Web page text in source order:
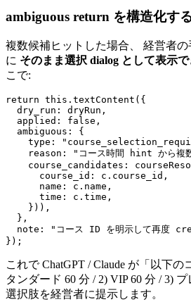
ambiguous return を構造化す
複数候補ヒットした場合、 経営者の
に そのまま選択 dialog として表示
こで:
return this.textContent({
  dry_run: dryRun,
  applied: false,
  ambiguous: {
type:
reason: "コース時間 hint から複
course_candidates:
      course_id: c.course_id,
      name: c.name,
      time: c.time,
    })),
  },
note: "コース ID を明示して再度
これで ChatGPT / Claude が「以下の
タンダード 60 分 / 2) VIP 60 分 / 3)
選択肢を経営者に提示します。